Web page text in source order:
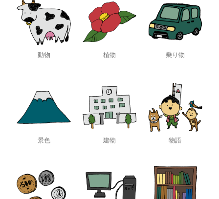
動物 植物 乗り物
景色 建物 物語